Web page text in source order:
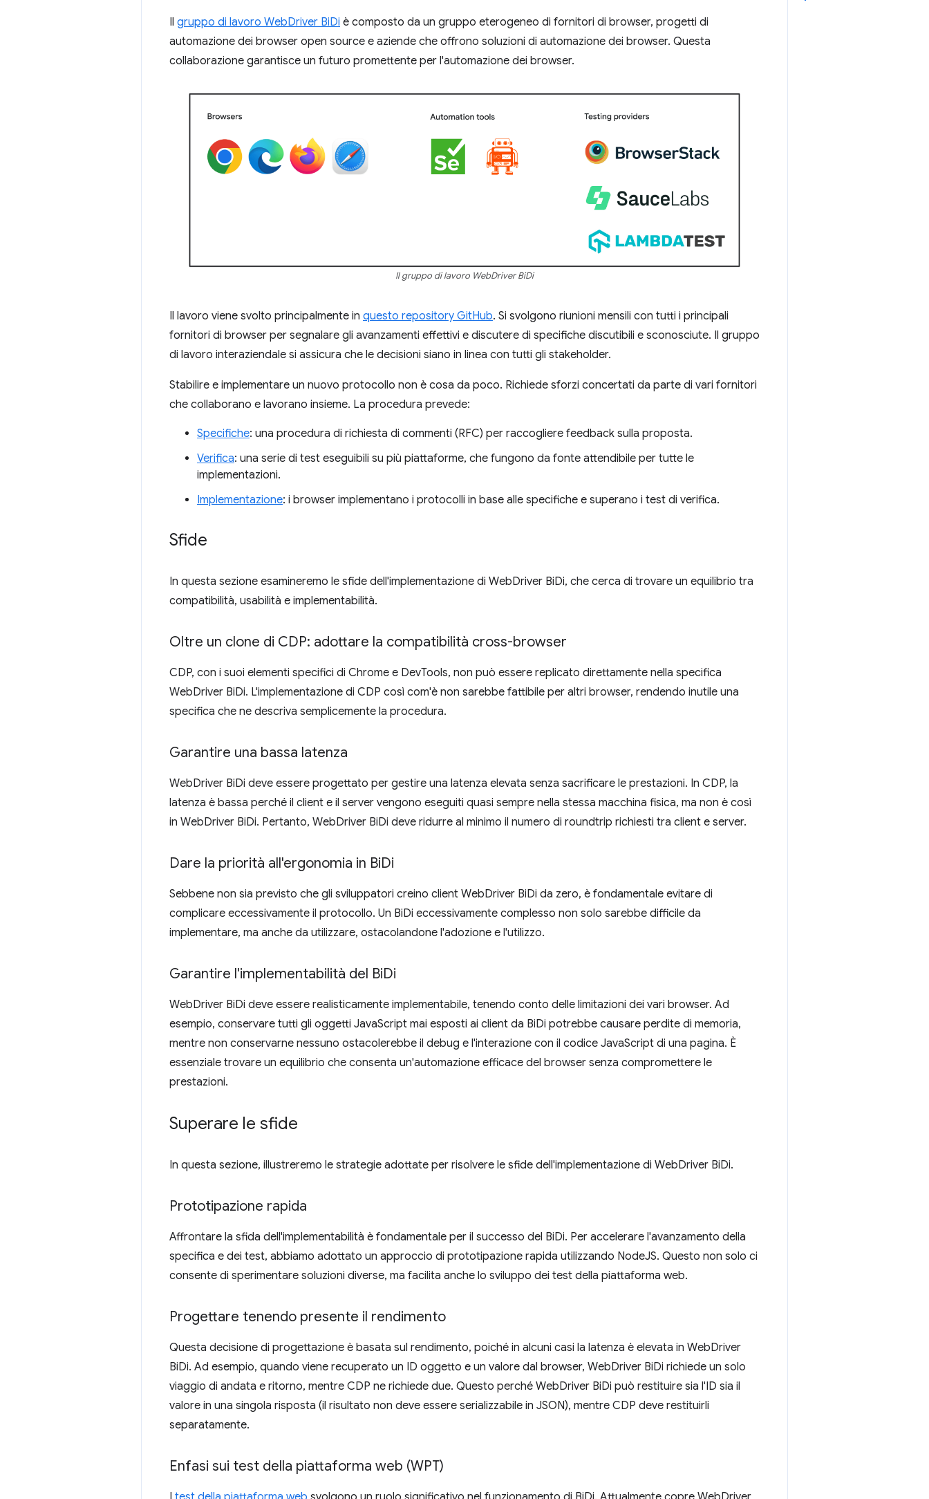
Il gruppo di lavoro WebDriver BiDi è composto da un gruppo eterogeneo di fornitori di browser, progetti di
automazione dei browser open source e aziende che offrono soluzioni di automazione dei browser. Questa
collaborazione garantisce un futuro promettente per l'automazione dei browser.
Il gruppo di lavoro WebDriver BiDi
Il lavoro viene svolto principalmente in questo repository GitHub. Si svolgono riunioni mensili con tutti i principali
fornitori di browser per segnalare gli avanzamenti effettivi e discutere di specifiche discutibili e sconosciute. Il gruppo
di lavoro interaziendale si assicura che le decisioni siano in linea con tutti gli stakeholder.
Stabilire e implementare un nuovo protocollo non è cosa da poco. Richiede sforzi concertati da parte di vari fornitori
che collaborano e lavorano insieme. La procedura prevede:
Specifiche: una procedura di richiesta di commenti (RFC) per raccogliere feedback sulla proposta.
Verifica: una serie di test eseguibili su più piattaforme, che fungono da fonte attendibile per tutte le
implementazioni.
Implementazione: i browser implementano i protocolli in base alle specifiche e superano i test di verifica.
Sfide
In questa sezione esamineremo le sfide dell'implementazione di WebDriver BiDi, che cerca di trovare un equilibrio tra
compatibilità, usabilità e implementabilità.
Oltre un clone di CDP: adottare la compatibilità cross-browser
CDP, con i suoi elementi specifici di Chrome e DevTools, non può essere replicato direttamente nella specifica
WebDriver BiDi. L'implementazione di CDP così com'è non sarebbe fattibile per altri browser, rendendo inutile una
specifica che ne descriva semplicemente la procedura.
Garantire una bassa latenza
WebDriver BiDi deve essere progettato per gestire una latenza elevata senza sacrificare le prestazioni. In CDP, la
latenza è bassa perché il client e il server vengono eseguiti quasi sempre nella stessa macchina fisica, ma non è così
in WebDriver BiDi. Pertanto, WebDriver BiDi deve ridurre al minimo il numero di roundtrip richiesti tra client e server.
Dare la priorità all'ergonomia in BiDi
Sebbene non sia previsto che gli sviluppatori creino client WebDriver BiDi da zero, è fondamentale evitare di
complicare eccessivamente il protocollo. Un BiDi eccessivamente complesso non solo sarebbe difficile da
implementare, ma anche da utilizzare, ostacolandone l'adozione e l'utilizzo.
Garantire l'implementabilità del BiDi
WebDriver BiDi deve essere realisticamente implementabile, tenendo conto delle limitazioni dei vari browser. Ad
esempio, conservare tutti gli oggetti JavaScript mai esposti ai client da BiDi potrebbe causare perdite di memoria,
mentre non conservarne nessuno ostacolerebbe il debug e l'interazione con il codice JavaScript di una pagina. È
essenziale trovare un equilibrio che consenta un'automazione efficace del browser senza compromettere le
prestazioni.
Superare le sfide
In questa sezione, illustreremo le strategie adottate per risolvere le sfide dell'implementazione di WebDriver BiDi.
Prototipazione rapida
Affrontare la sfida dell'implementabilità è fondamentale per il successo del BiDi. Per accelerare l'avanzamento della
specifica e dei test, abbiamo adottato un approccio di prototipazione rapida utilizzando NodeJS. Questo non solo ci
consente di sperimentare soluzioni diverse, ma facilita anche lo sviluppo dei test della piattaforma web.
Progettare tenendo presente il rendimento
Questa decisione di progettazione è basata sul rendimento, poiché in alcuni casi la latenza è elevata in WebDriver
BiDi. Ad esempio, quando viene recuperato un ID oggetto e un valore dal browser, WebDriver BiDi richiede un solo
viaggio di andata e ritorno, mentre CDP ne richiede due. Questo perché WebDriver BiDi può restituire sia l'ID sia il
valore in una singola risposta (il risultato non deve essere serializzabile in JSON), mentre CDP deve restituirli
separatamente.
Enfasi sui test della piattaforma web (WPT)